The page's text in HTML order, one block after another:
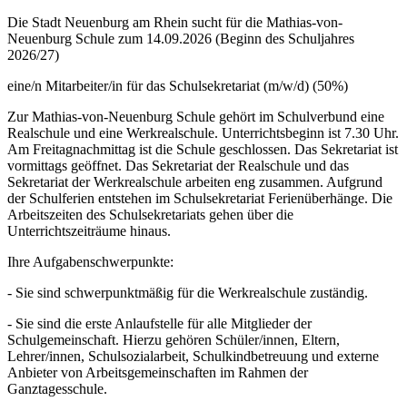
Die Stadt Neuenburg am Rhein sucht für die Mathias-von-
Neuenburg Schule zum 14.09.2026 (Beginn des Schuljahres
2026/27)
eine/n Mitarbeiter/in für das Schulsekretariat (m/w/d) (50%)
Zur Mathias-von-Neuenburg Schule gehört im Schulverbund eine
Realschule und eine Werkrealschule. Unterrichtsbeginn ist 7.30 Uhr.
Am Freitagnachmittag ist die Schule geschlossen. Das Sekretariat ist
vormittags geöffnet. Das Sekretariat der Realschule und das
Sekretariat der Werkrealschule arbeiten eng zusammen. Aufgrund
der Schulferien entstehen im Schulsekretariat Ferienüberhänge. Die
Arbeitszeiten des Schulsekretariats gehen über die
Unterrichtszeiträume hinaus.
Ihre Aufgabenschwerpunkte:
- Sie sind schwerpunktmäßig für die Werkrealschule zuständig.
- Sie sind die erste Anlaufstelle für alle Mitglieder der
Schulgemeinschaft. Hierzu gehören Schüler/innen, Eltern,
Lehrer/innen, Schulsozialarbeit, Schulkindbetreuung und externe
Anbieter von Arbeitsgemeinschaften im Rahmen der
Ganztagesschule.